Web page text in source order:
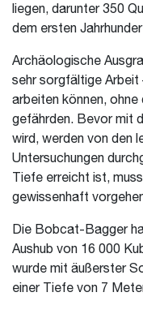
liegen, darunter 350
dem ersten
Archäologische
sehr sorgfältige Arbeit
arbeiten können,
gefährden. Bevor mit
wird, werden von den
Untersuchungen
Tiefe erreicht ist,
gewissenhaft
Die Bobcat-Bagger
Aushub von 16 000
wurde mit äußerster
einer Tiefe von 7